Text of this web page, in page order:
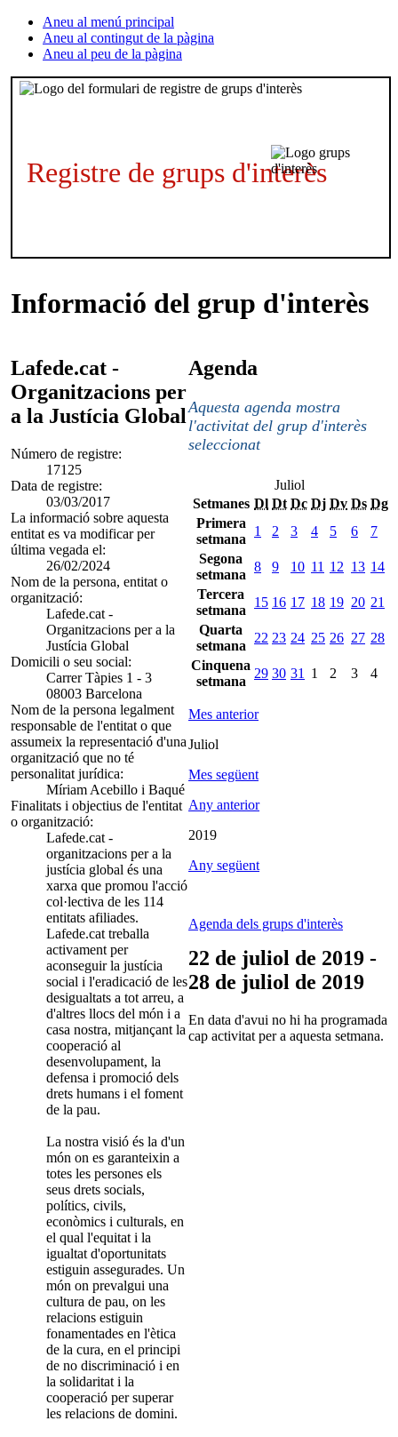
Aneu al menú principal
Aneu al contingut de la pàgina
Aneu al peu de la pàgina
Registre de grups d'interès
Informació del grup d'interès
Lafede.cat -
Organitzacions per
a la Justícia Global
Número de registre:
17125
Data de registre:
03/03/2017
La informació sobre aquesta
entitat es va modificar per
última vegada el:
26/02/2024
Nom de la persona, entitat o
organització:
Lafede.cat -
Organitzacions per a la
Justícia Global
Domicili o seu social:
Carrer Tàpies 1 - 3
08003 Barcelona
Nom de la persona legalment
responsable de l'entitat o que
assumeix la representació d'una
organització que no té
personalitat jurídica:
Míriam Acebillo i Baqué
Finalitats i objectius de l'entitat
o organització:
Lafede.cat -
organitzacions per a la
justícia global és una
xarxa que promou l'acció
col·lectiva de les 114
entitats afiliades.
Lafede.cat treballa
activament per
aconseguir la justícia
social i l'eradicació de les
desigualtats a tot arreu, a
d'altres llocs del món i a
casa nostra, mitjançant la
cooperació al
desenvolupament, la
defensa i promoció dels
drets humans i el foment
de la pau.
La nostra visió és la d'un
món on es garanteixin a
totes les persones els
seus drets socials,
polítics, civils,
econòmics i culturals, en
el qual l'equitat i la
igualtat d'oportunitats
estiguin assegurades. Un
món on prevalgui una
cultura de pau, on les
relacions estiguin
fonamentades en l'ètica
de la cura, en el principi
de no discriminació i en
la solidaritat i la
cooperació per superar
les relacions de domini.
Agenda
Aquesta agenda mostra
l'activitat del grup d'interès
seleccionat
Juliol
Setmanes Dl Dt Dc Dj Dv Ds Dg
Primera
setmana
1 2 3 4 5 6
7
Segona
setmana
8 9 10 11 12 13 14
Tercera
setmana
15 16 17 18 19 20 21
Quarta
setmana
22 23 24 25 26 27 28
Cinquena
setmana
29 30 31 1 2 3 4
Mes anterior
Juliol
Mes següent
Any anterior
2019
Any següent
Agenda dels grups d'interès
22 de juliol de 2019 -
28 de juliol de 2019
En data d'avui no hi ha programada
cap activitat per a aquesta setmana.